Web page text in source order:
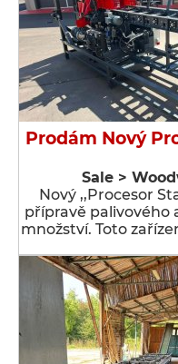
Prodám Nový
Sale >
Nový ,,Procesor
přípravě palivového
množství. Toto